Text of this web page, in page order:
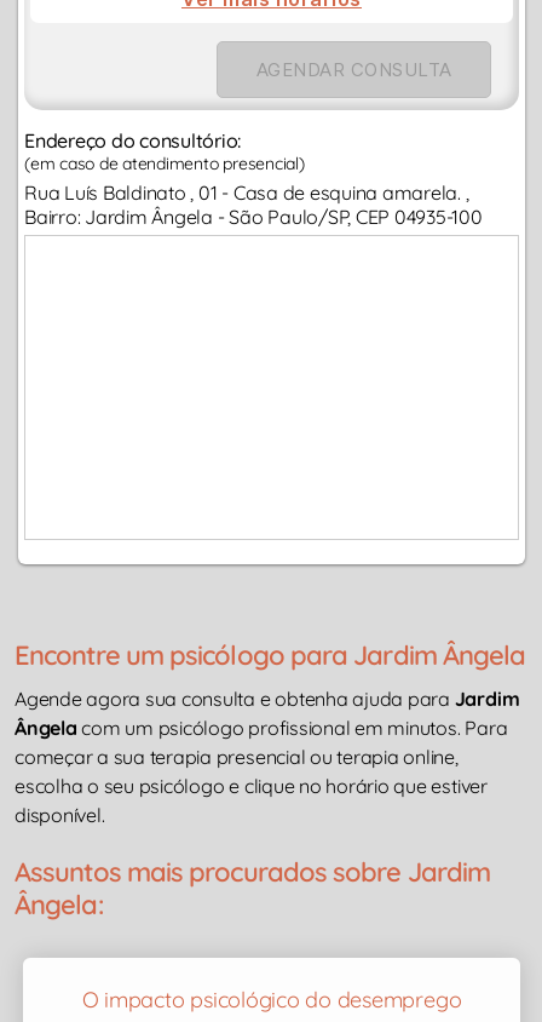
AGENDAR CONSULTA
Endereço do consultório:
(em caso de atendimento presencial)
Rua Luís Baldinato , 01 - Casa de esquina amarela. ,
Bairro: Jardim Ângela - São Paulo/SP, CEP 04935-100
Encontre um psicólogo para Jardim Ângela
Agende agora sua consulta e obtenha ajuda para Jardim
Ângela com um psicólogo profissional em minutos. Para
começar a sua terapia presencial ou terapia online,
escolha o seu psicólogo e clique no horário que estiver
disponível.
Assuntos mais procurados sobre Jardim
Ângela:
O impacto psicológico do desemprego